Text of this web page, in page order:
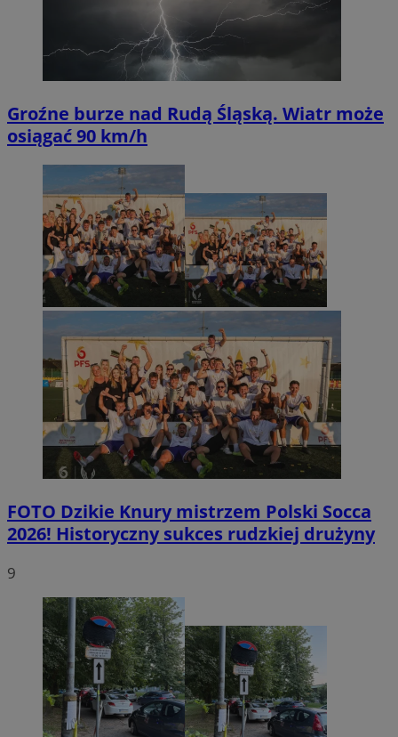
Groźne burze nad Rudą Śląską. Wiatr może
osiągać 90 km/h
FOTO Dzikie Knury mistrzem Polski Socca
2026! Historyczny sukces rudzkiej drużyny
9